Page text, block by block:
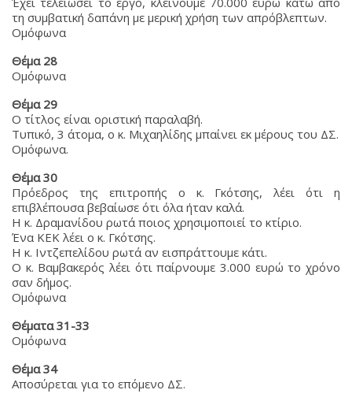
τη συμβατική δαπάνη με μερική χρήση των απρόβλεπτων.
Ομόφωνα
Θέμα 28
Ομόφωνα
Θέμα 29
Ο τίτλος είναι οριστική παραλαβή.
Τυπικό, 3 άτομα, ο κ. Μιχαηλίδης μπαίνει εκ μέρους του ΔΣ.
Ομόφωνα.
Θέμα 30
Πρόεδρος της επιτροπής ο κ. Γκότσης, λέει ότι η
επιβλέπουσα βεβαίωσε ότι όλα ήταν καλά.
Η κ. Δραμανίδου ρωτά ποιος χρησιμοποιεί το κτίριο.
Ένα ΚΕΚ λέει ο κ. Γκότσης.
Η κ. Ιντζεπελίδου ρωτά αν εισπράττουμε κάτι.
Ο κ. Βαμβακερός λέει ότι παίρνουμε 3.000 ευρώ το χρόνο
σαν δήμος.
Ομόφωνα
Θέματα 31-33
Ομόφωνα
Θέμα 34
Αποσύρεται για το επόμενο ΔΣ.